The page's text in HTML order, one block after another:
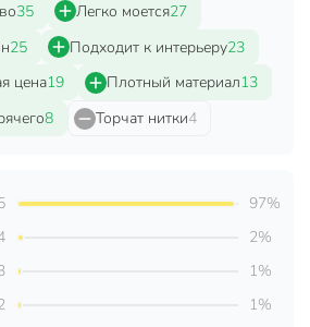
Китай
круглый
полимер
37 x 37 x 1 см
35 Легко моется27
25 Подходит к интерьеру23
цена19 Плотный материал13
8 Торчат нитки4
97%
2%
1%
1%